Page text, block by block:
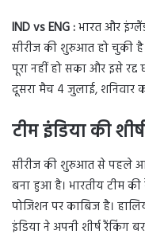
IND vs ENG :भारत और
सीरीज की शुरुआत हो चुकी
पूरा नहीं हो सका और इसे
दूसरा मैच 4 जुलाई, शनिवार
टीम इंडिया की
सीरीज की शुरुआत से पहले
बना हुआ है। भारतीय टीम
पोजिशन पर काबिज है।
इंडिया ने अपनी शीर्ष रैंकिंग